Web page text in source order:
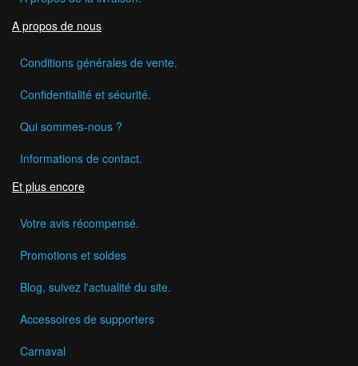
A propos de nous
Conditions générales de vente.
Confidentialité et sécurité.
Qui sommes-nous ?
Informations de contact.
Et plus encore
Votre avis récompensé.
Promotions et soldes
Blog, suivez l'actualité du site.
Accessoires de supporters
Carnaval